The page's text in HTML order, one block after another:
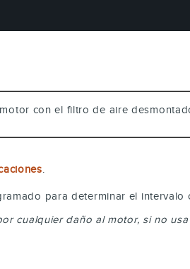
con el filtro de aire
.
para determinar el intervalo
cualquier daño al motor, si no